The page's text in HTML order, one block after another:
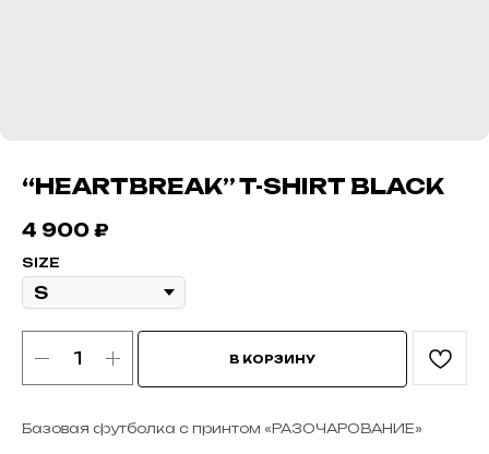
“HEARTBREAK” T-SHIRT BLACK
4 900 ₽
SIZE
В КОРЗИНУ
Базовая футболка с принтом «РАЗОЧАРОВАНИЕ»